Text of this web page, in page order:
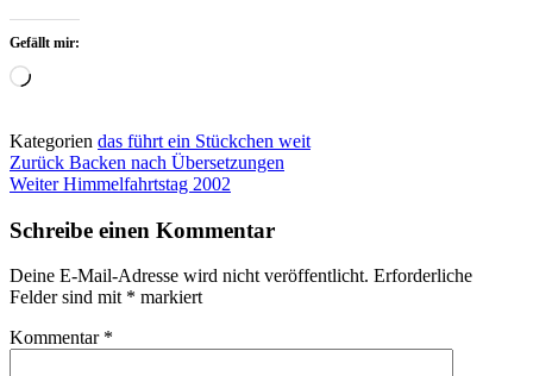
Gefällt mir:
Wird
Kategorien das führt ein Stückchen weit
Beitragsnavigation
Zurück Backen nach Übersetzungen
Weiter Himmelfahrtstag 2002
Schreibe einen Kommentar
Deine E-Mail-Adresse wird nicht veröffentlicht. Erforderliche
Felder sind mit * markiert
Kommentar *